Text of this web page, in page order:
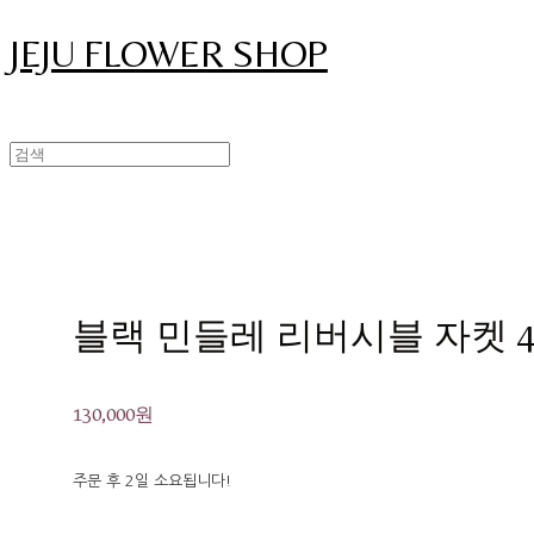
JEJU FLOWER SHOP
블랙 민들레 리버시블 자켓
130,000원
주문 후 2일 소요됩니다!